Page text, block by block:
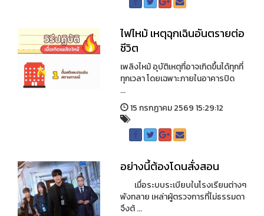
ไฟไหม้ เหตุฉุกเฉินอันตรายต่อ
ชีวิต
เพลิงไหม้ อุบัติเหตุที่อาจเกิดขึ้นได้ทุกที่
ทุกเวลา โดยเฉพาะภายในอาคารปิด
...
15 กรกฏาคม 2569 15:29:12
อย่างนี้ต้องโดนสั่งสอน
เมื่อระบบระเบียบในโรงเรียนต่างๆ
พังทลาย เหล่าผู้ตรวจการที่ไม่ธรรมดา
จึงต้ ...